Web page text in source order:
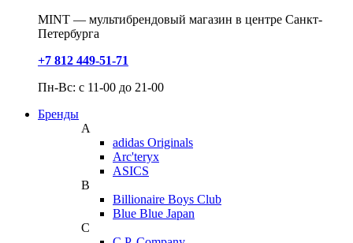
MINT — мультибрендовый магазин в центре Санкт-
Петербурга
+7 812 449-51-71
Пн-Вс: с 11-00 до 21-00
Бренды
A
adidas Originals
Arc'teryx
ASICS
B
Billionaire Boys Club
Blue Blue Japan
C